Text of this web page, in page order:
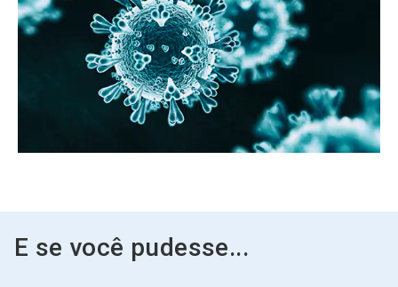
E se você pudesse...